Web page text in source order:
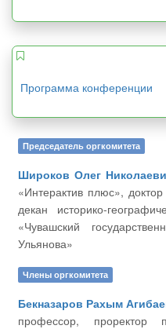
Программа конференции
Председатель оргкомитета
Широков Олег
«Интерактив плюс»,
декан историко-
«Чувашский
Ульянова»
Члены оргкомитета
Бекназаров Рахым
профессор,